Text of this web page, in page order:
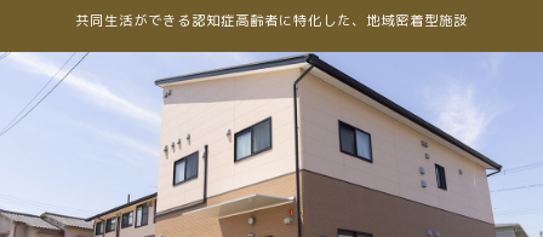
共同生活ができる認知症高齢者に特化した、地域密着型施設